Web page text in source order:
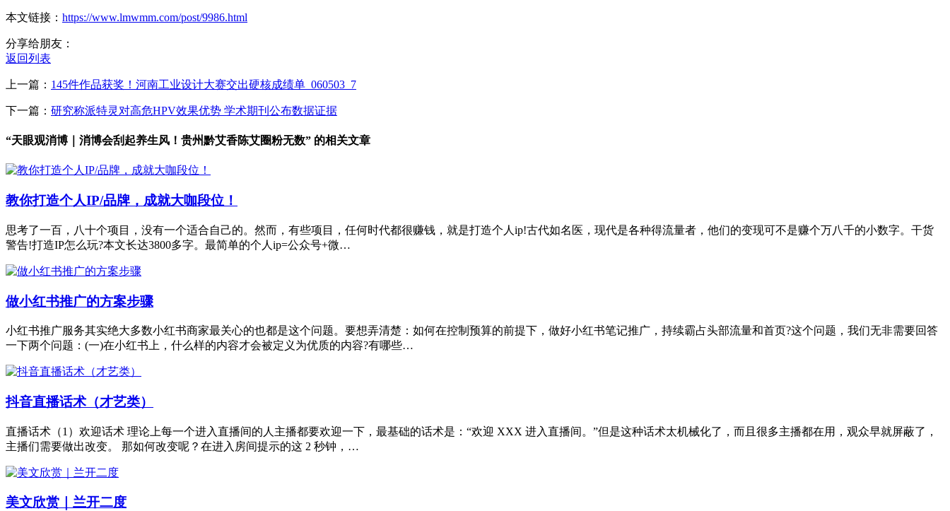
本文链接： https://www.lmwmm.com/post/9986.html
分享给朋友：
返回列表
上一篇： 145件作品获奖！河南工业设计大赛交出硬核成绩单_060503_7
下一篇： 研究称派特灵对高危HPV效果优势 学术期刊公布数据证据
“天眼观消博｜消博会刮起养生风！贵州黔艾香陈艾圈粉无数” 的相关文章
教你打造个人IP/品牌，成就大咖段位！
思考了一百，八十个项目，没有一个适合自己的。然而，有些项目，任何时代都很赚钱，就是打造个人ip!古代如名医，现代是各种得流量者，他们的变现可不是赚个万八千的小数字。干货
警告!打造IP怎么玩?本文长达3800多字。最简单的个人ip=公众号+微…
做小红书推广的方案步骤
小红书推广服务其实绝大多数小红书商家最关心的也都是这个问题。要想弄清楚：如何在控制预算的前提下，做好小红书笔记推广，持续霸占头部流量和首页?这个问题，我们无非需要回答
一下两个问题：(一)在小红书上，什么样的内容才会被定义为优质的内容?有哪些…
抖音直播话术（才艺类）
直播话术（1）欢迎话术 理论上每一个进入直播间的人主播都要欢迎一下，最基础的话术是：“欢迎 XXX 进入直播间。”但是这种话术太机械化了，而且很多主播都在用，观众早就屏蔽了，
主播们需要做出改变。 那如何改变呢？在进入房间提示的这 2 秒钟，…
美文欣赏｜兰开二度